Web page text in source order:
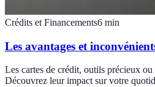
Crédits et Financements6 min
Les avantages et
Les cartes de crédit, outils précieux
Découvrez leur impact sur votre